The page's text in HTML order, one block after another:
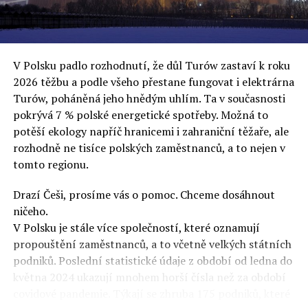
uvěří a nebudou se ptát na podrobnosti,“ řekl Rafał
Ziemkiewicz, redaktor týdeníku Do Rzeczy a ironicky
dodal: „Když se nynějšímu vedení státního hřebčince
podařilo prodat na aukci 10 plemenných koní za 600
000 euro, bylo to provládními médii oslavované jako
velký úspěch. Za vlády PiS se 14 koní prodalo za 2,5
milionu euro, což bylo stejnou mediální partou
komentováno jako konec polského chovu koní. Ve vidění
kontrolorů činnosti PiS ale určitě šlo při prodeji koní o
praní peněz či jinou nelegální činnost.“
Tuskova čísla jsou ale ujetá i jinde, pokračoval
Ziemkiewicz. „Ve vládní aféře PiS kolem vydávání víz
Tusk tvrdil, že za vlády dnešní opozice se nelegálně
prodalo 600 000 víz do Polska. Byla na to dokonce
vytvořena parlamentní vyšetřovací komise, která přišla
ale pouze na to, že 220 víz do Polska bylo
prostřednictvím úplatků uspíšeno, tedy že víza byla
V Polsku padlo rozhodnutí, že důl Turów zastaví k roku
2026 těžbu a podle všeho přestane fungovat i elektrárna
Turów, poháněná jeho hnědým uhlím. Ta v současnosti
pokrývá 7 % polské energetické spotřeby. Možná to
potěší ekology napříč hranicemi i zahraniční těžaře, ale
rozhodně ne tisíce polských zaměstnanců, a to nejen v
tomto regionu.
Drazí Češi, prosíme vás o pomoc. Chceme dosáhnout
ničeho.
V Polsku je stále více společností, které oznamují
propouštění zaměstnanců, a to včetně velkých státních
podniků. Poslední statistické údaje z období od ledna do
května 2024 ukazují mnohem horší čísla než za období